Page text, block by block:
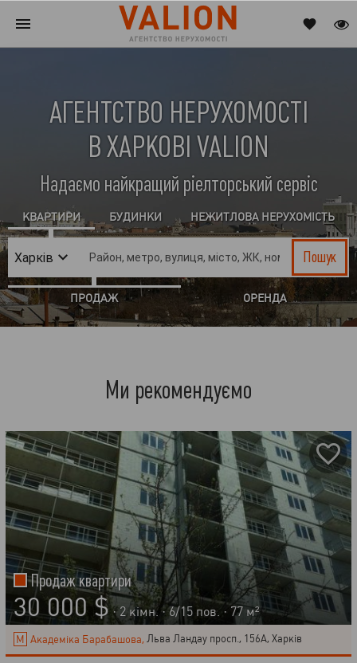
АГЕНТСТВО НЕРУХОМОСТІ
В ХАРКОВІ VALION
Надаємо найкращий ріелторський сервіс
КВАРТИРИ БУДИНКИ НЕЖИТЛОВА НЕРУХОМІСТЬ
Харків Пошук
ПРОДАЖ ОРЕНДА
Ми рекомендуємо
Продаж квартири
30 000 $ · 2 кімн. ·6/15 пов. · 77 м²
Академіка Барабашова,Льва Ландау просп., 156А, Харків